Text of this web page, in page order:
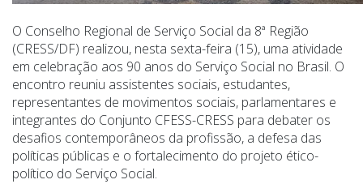
O Conselho Regional de Serviço Social da 8ª Região
(CRESS/DF) realizou, nesta sexta-feira (15), uma atividade
em celebração aos 90 anos do Serviço Social no Brasil. O
encontro reuniu assistentes sociais, estudantes,
representantes de movimentos sociais, parlamentares e
integrantes do Conjunto CFESS-CRESS para debater os
desafios contemporâneos da profissão, a defesa das
políticas públicas e o fortalecimento do projeto ético-
político do Serviço Social.